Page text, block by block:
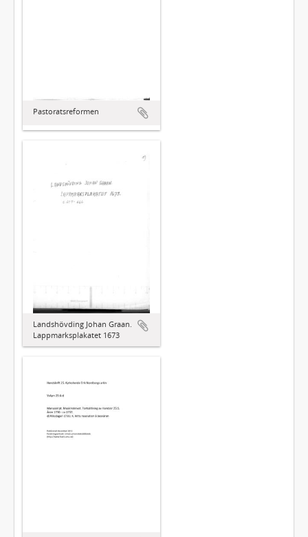
Pastoratsreformen
Landshövding Johan Graan.
Lappmarksplakatet 1673